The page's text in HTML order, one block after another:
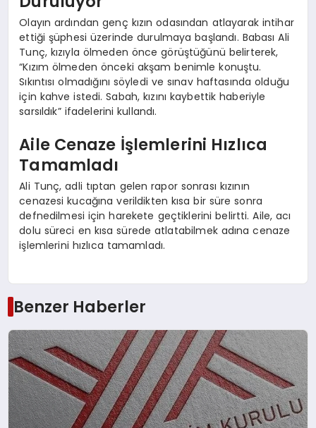
Olayın ardından genç kızın odasından atlayarak intihar
ettiği şüphesi üzerinde durulmaya başlandı. Babası Ali
Tunç, kızıyla ölmeden önce görüştüğünü belirterek,
“Kızım ölmeden önceki akşam benimle konuştu.
Sıkıntısı olmadığını söyledi ve sınav haftasında olduğu
için kahve istedi. Sabah, kızını kaybettik haberiyle
sarsıldık” ifadelerini kullandı.
Aile Cenaze İşlemlerini Hızlıca
Tamamladı
Ali Tunç, adli tıptan gelen rapor sonrası kızının
cenazesi kucağına verildikten kısa bir süre sonra
defnedilmesi için harekete geçtiklerini belirtti. Aile, acı
dolu süreci en kısa sürede atlatabilmek adına cenaze
işlemlerini hızlıca tamamladı.
Benzer Haberler